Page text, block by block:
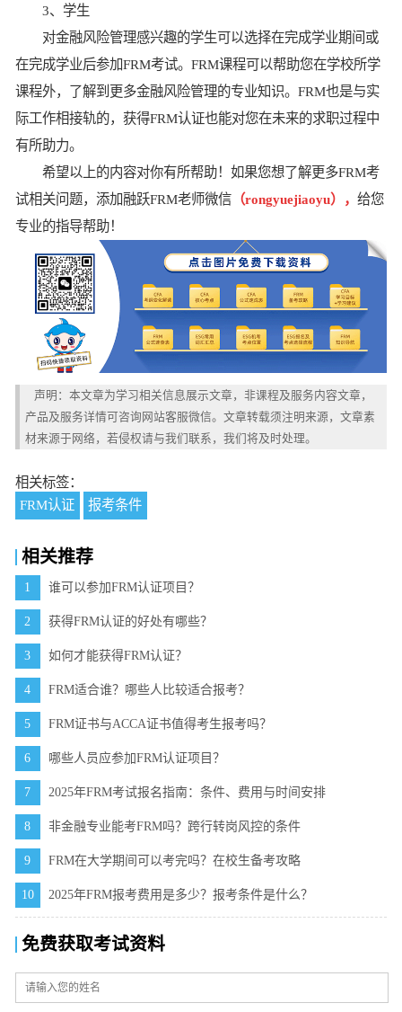
3、学生
对金融风险管理感兴趣的学生可以选择在完成学业期间或
在完成学业后参加FRM考试。FRM课程可以帮助您在学校所学
课程外，了解到更多金融风险管理的专业知识。FRM也是与实
际工作相接轨的，获得FRM认证也能对您在未来的求职过程中
有所助力。
希望以上的内容对你有所帮助！如果您想了解更多FRM考
试相关问题，添加融跃FRM老师微信（rongyuejiaoyu）， 给您
专业的指导帮助！
声明：本文章为学习相关信息展示文章，非课程及服务内容文章，
产品及服务详情可咨询网站客服微信。文章转载须注明来源，文章素
材来源于网络，若侵权请与我们联系，我们将及时处理。
相关标签：
FRM认证
报考条件
相关推荐
1 谁可以参加FRM认证项目？
2 获得FRM认证的好处有哪些？
3 如何才能获得FRM认证？
4 FRM适合谁？哪些人比较适合报考？
5 FRM证书与ACCA证书值得考生报考吗？
6 哪些人员应参加FRM认证项目？
7 2025年FRM考试报名指南：条件、费用与时间安排
8 非金融专业能考FRM吗？跨行转岗风控的条件
9 FRM在大学期间可以考完吗？在校生备考攻略
10 2025年FRM报考费用是多少？报考条件是什么？
免费获取考试资料